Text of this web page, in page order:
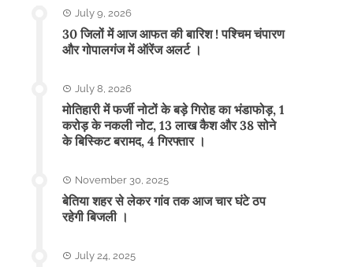
July 9, 2026
30 जिलों में आज आफत की बारिश ! पश्चिम चंपारण
और गोपालगंज में ऑरेंज अलर्ट ।
July 8, 2026
मोतिहारी में फर्जी नोटों के बड़े गिरोह का भंडाफोड़, 1
करोड़ के नकली नोट, 13 लाख कैश और 38 सोने
के बिस्किट बरामद, 4 गिरफ्तार ।
November 30, 2025
बेतिया शहर से लेकर गांव तक आज चार घंटे ठप
रहेगी बिजली ।
July 24, 2025